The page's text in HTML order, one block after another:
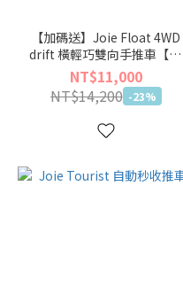
【加碼送】Joie Float 4WD
drift 橫輕巧雙向手推車【🏖
仲夏輕旅出遊季】
NT$11,000
NT$14,200 -23%